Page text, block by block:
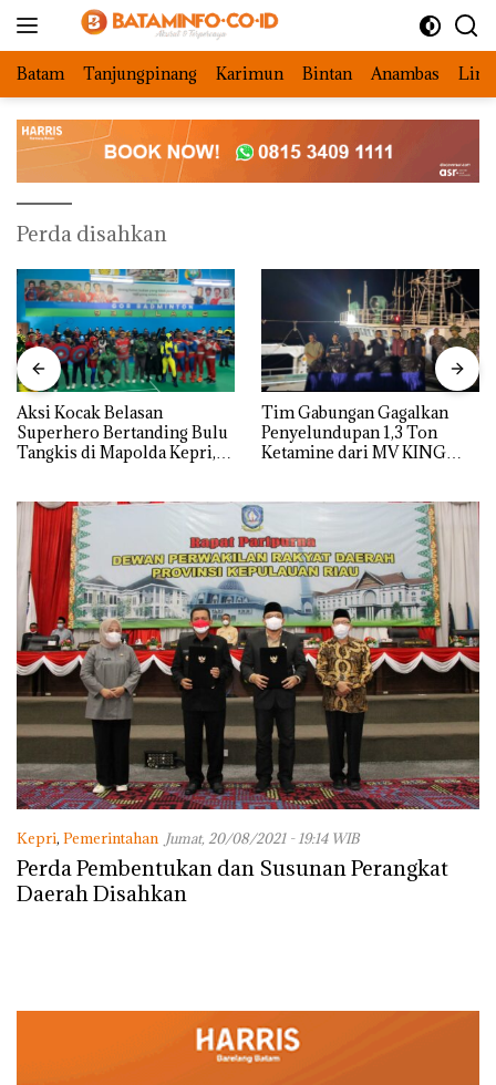
Batam Tanjungpinang Karimun Bintan Anambas
Perda disahkan
Aksi Kocak Belasan
Superhero Bertanding Bulu
Tangkis di Mapolda Kepri,
Tim Gabungan Gagalkan
Penyelundupan 1,3 Ton
Ketamine dari MV KING
Kepri, Pemerintahan Jumat, 20/08/2021 - 19:14 WIB
Perda Pembentukan dan Susunan Perangkat
Daerah Disahkan